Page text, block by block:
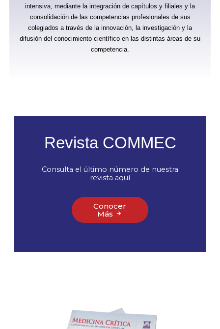
intensiva, mediante la integración de capítulos y filiales y la
consolidación de las competencias profesionales de sus
colegiados a través de la innovación, la investigación y la
difusión del conocimiento científico en las distintas áreas de su
competencia.
Revista COMMEC
Consulta el último número de nuestra
revista aquí
Conocer
Más